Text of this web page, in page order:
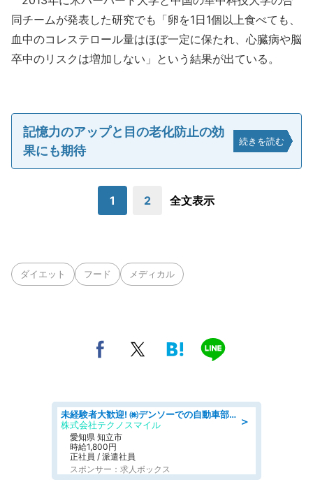
同チームが発表した研究でも「卵を1日1個以上食べても、
血中のコレステロール量はほぼ一定に保たれ、心臓病や脳
卒中のリスクは増加しない」という結果が出ている。
記憶力のアップと目の老化防止の効
果にも期待
続きを読む
1 2 全文表示
ダイエット フード メディカル
＞
未経験者大歓迎! ㈱デンソーでの自動車部品の組立作業 denso aichi
株式会社テクノスマイル
愛知県 知立市
時給1,800円
正社員 / 派遣社員
スポンサー：求人ボックス